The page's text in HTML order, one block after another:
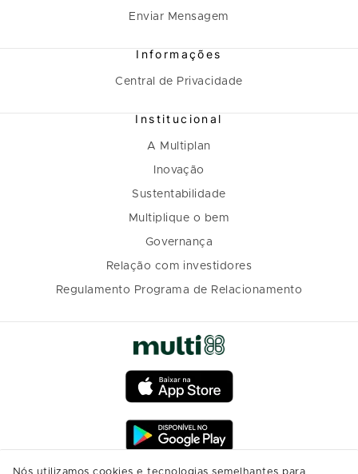
Enviar Mensagem
Informações
Central de Privacidade
Institucional
A Multiplan
Inovação
Sustentabilidade
Multiplique o bem
Governança
Relação com investidores
Regulamento Programa de Relacionamento